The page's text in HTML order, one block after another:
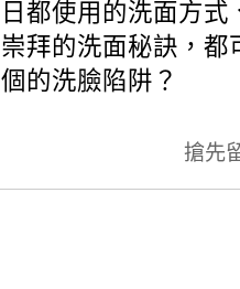
日都使用的洗面方式
崇拜的洗面秘訣，都
個的洗臉陷阱？
搶先